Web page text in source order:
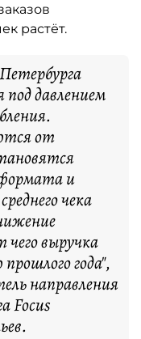
растёт.
давлением
от
и
чека
чего выручка
года",
направления
Focus